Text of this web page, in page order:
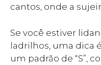
cantos, onde a
Se você estiver
ladrilhos, uma dica
um padrão de “S”,